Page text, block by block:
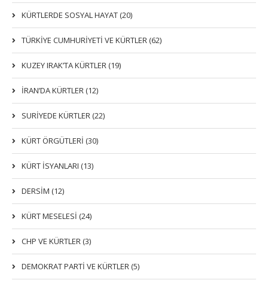
KÜRTLERDE SOSYAL HAYAT (20)
TÜRKİYE CUMHURİYETİ VE KÜRTLER (62)
KUZEY IRAK’TA KÜRTLER (19)
İRAN’DA KÜRTLER (12)
SURİYEDE KÜRTLER (22)
KÜRT ÖRGÜTLERİ (30)
KÜRT İSYANLARI (13)
DERSIM (12)
KÜRT MESELESİ (24)
CHP VE KÜRTLER (3)
DEMOKRAT PARTI VE KÜRTLER (5)